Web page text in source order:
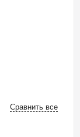
Сравнить все